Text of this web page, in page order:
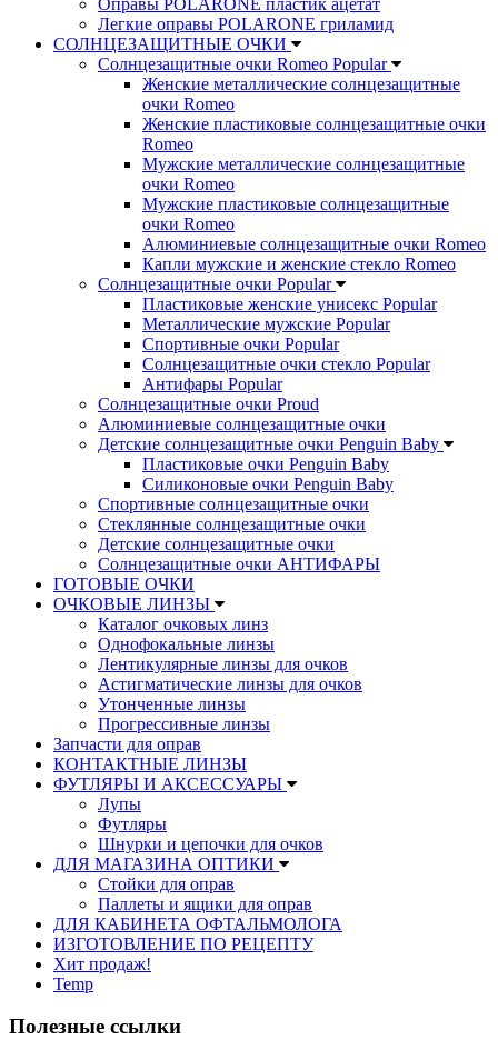
Легкие оправы POLARONE гриламид
СОЛНЦЕЗАЩИТНЫЕ ОЧКИ
Солнцезащитные очки Romeo Popular
Женские металлические солнцезащитные
очки Romeo
Женские пластиковые солнцезащитные очки
Romeo
Мужские металлические солнцезащитные
очки Romeo
Мужские пластиковые солнцезащитные
очки Romeo
Алюминиевые солнцезащитные очки Romeo
Капли мужские и женские стекло Romeo
Солнцезащитные очки Popular
Пластиковые женские унисекс Popular
Металлические мужские Popular
Спортивные очки Popular
Солнцезащитные очки стекло Popular
Aнтифары Popular
Солнцезащитные очки Proud
Алюминиевые солнцезащитные очки
Детские солнцезащитные очки Penguin Baby
Пластиковые очки Penguin Baby
Силиконовые очки Penguin Baby
Спортивные солнцезащитные очки
Стеклянные солнцезащитные очки
Детские солнцезащитные очки
Солнцезащитные очки АНТИФАРЫ
ГОТОВЫЕ ОЧКИ
ОЧКОВЫЕ ЛИНЗЫ
Каталог очковых линз
Однофокальные линзы
Лентикулярные линзы для очков
Астигматические линзы для очков
Утонченные линзы
Прогрессивные линзы
Запчасти для оправ
КОНТАКТНЫЕ ЛИНЗЫ
ФУТЛЯРЫ И АКСЕССУАРЫ
Лупы
Футляры
Шнурки и цепочки для очков
ДЛЯ МАГАЗИНА ОПТИКИ
Стойки для оправ
Паллеты и ящики для оправ
ДЛЯ КАБИНЕТА ОФТАЛЬМОЛОГА
ИЗГОТОВЛЕНИЕ ПО РЕЦЕПТУ
Хит продаж!
Temp
Полезные ссылки